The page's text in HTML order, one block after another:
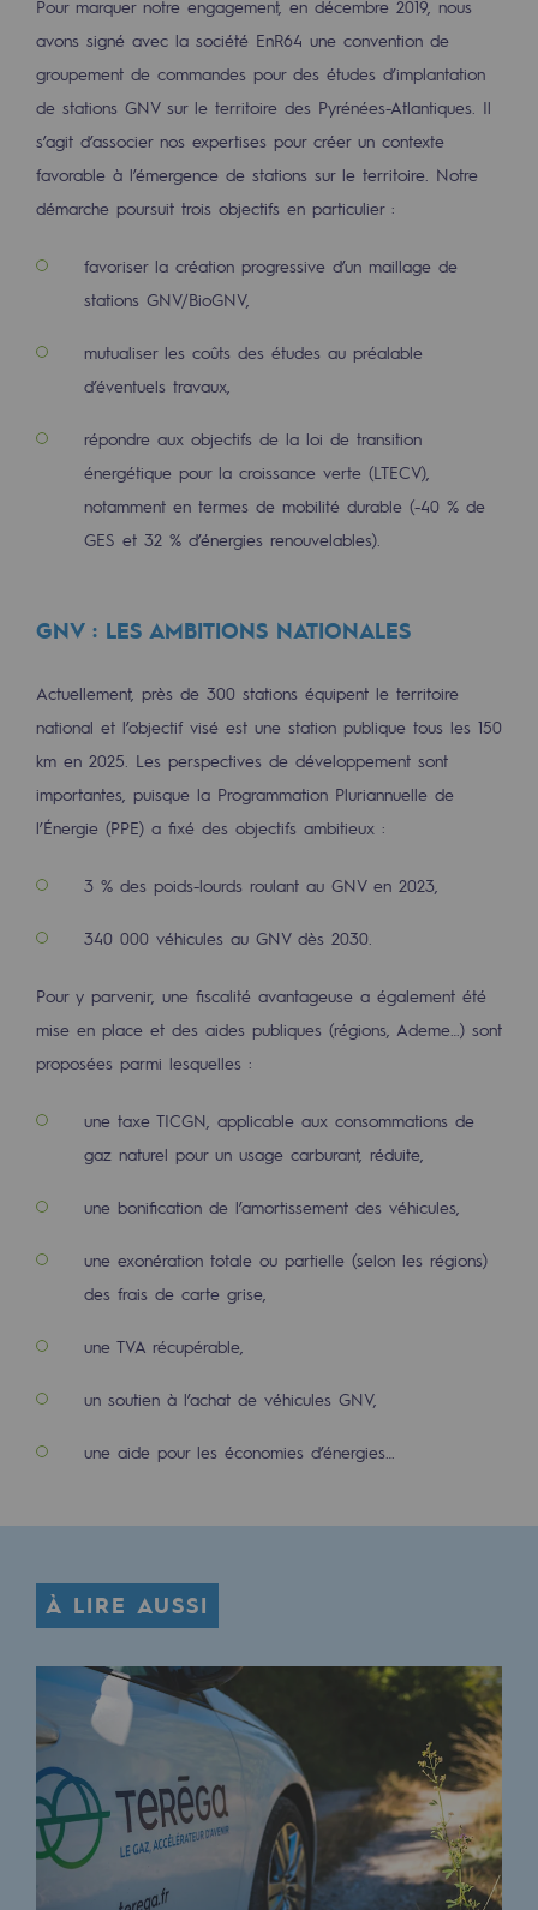
Raccordement au réseau de gaz
Stockage de gaz
Stockage de gaz
Savoir-faire
Projet type
Infrastructures historiques
Biométhane
Qu'est-ce que la méthanisation ?
Teréga, partenaire de référence sur le
Production d'hydrogène
Transport d'hydrogène
Stockage d'hydrogène
Projet H2med
Appel à Manifestation d'Intérêt H2 et
Cartographie du réseau
Stratégie & Innovation
Notre stratégie d’innovation
Objectif Recherche & Innovation :
Objectif Recherche & Innovation :
Objectif Recherche & Innovation :
Newsroom
Communiqués de presse
Actualités
Evénements
L'édito Teréga
Les actions soutenues par Teréga
Pour marquer notre engagement, en décembre 2019, nous
avons signé avec la société EnR64 une convention de
groupement de commandes pour des études d’implantation
de stations GNV sur le territoire des Pyrénées-Atlantiques. Il
s’agit d’associer nos expertises pour créer un contexte
favorable à l’émergence de stations sur le territoire. Notre
démarche poursuit trois objectifs en particulier :
favoriser la création progressive d’un maillage de
stations GNV/BioGNV,
mutualiser les coûts des études au préalable
d’éventuels travaux,
répondre aux objectifs de la loi de transition
énergétique pour la croissance verte (LTECV),
notamment en termes de mobilité durable (-40 % de
GES et 32 % d’énergies renouvelables).
GNV : LES AMBITIONS NATIONALES
Actuellement, près de 300 stations équipent le territoire
national et l’objectif visé est une station publique tous les 150
km en 2025. Les perspectives de développement sont
importantes, puisque la Programmation Pluriannuelle de
l’Énergie (PPE) a fixé des objectifs ambitieux :
3 % des poids-lourds roulant au GNV en 2023,
340 000 véhicules au GNV dès 2030.
Pour y parvenir, une fiscalité avantageuse a également été
mise en place et des aides publiques (régions, Ademe…) sont
proposées parmi lesquelles :
une taxe TICGN, applicable aux consommations de
gaz naturel pour un usage carburant, réduite,
une bonification de l’amortissement des véhicules,
une exonération totale ou partielle (selon les régions)
des frais de carte grise,
une TVA récupérable,
un soutien à l’achat de véhicules GNV,
une aide pour les économies d’énergies…
À LIRE AUSSI